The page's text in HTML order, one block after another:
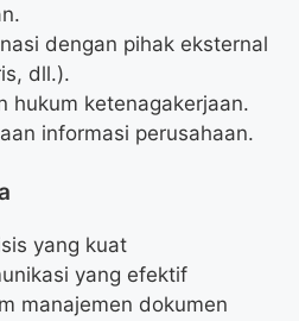
dengan pihak eksternal
dll.).
hukum ketenagakerjaan.
informasi perusahaan.
yang kuat
yang efektif
manajemen dokumen